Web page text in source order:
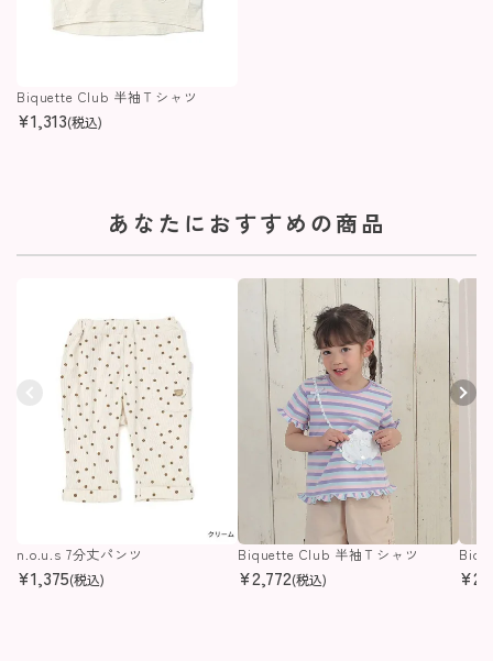
Biquette Club 半袖Ｔシャツ
¥1,313(税込)
あなたにおすすめの商品
n.o.u.s 7分丈パンツ
¥1,375(税込)
Biquette Club 半袖Ｔシャツ
¥2,772(税込) ¥